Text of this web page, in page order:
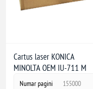
Cartus laser KONICA
MINOLTA OEM IU-711 M
Numar pagini 155000